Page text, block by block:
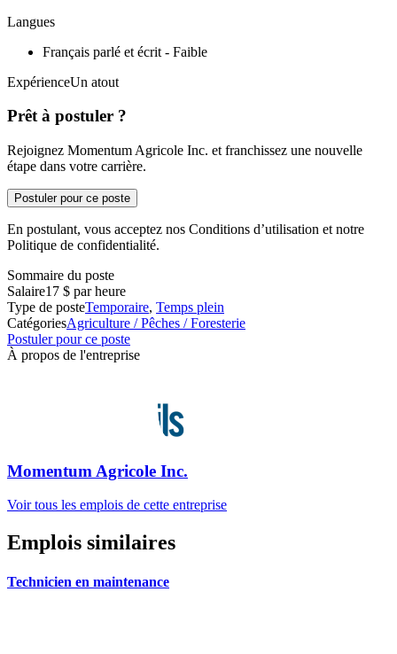
Langues
Français parlé et écrit - Faible
ExpérienceUn atout
Prêt à postuler ?
Rejoignez Momentum Agricole Inc. et franchissez une nouvelle
étape dans votre carrière.
Postuler pour ce poste
En postulant, vous acceptez nos Conditions d’utilisation et notre
Politique de confidentialité.
Sommaire du poste
Salaire17 $ par heure
Type de posteTemporaire, Temps plein
CatégoriesAgriculture / Pêches / Foresterie
Postuler pour ce poste
À propos de l'entreprise
Momentum Agricole Inc.
Voir tous les emplois de cette entreprise
Emplois similaires
Technicien en maintenance